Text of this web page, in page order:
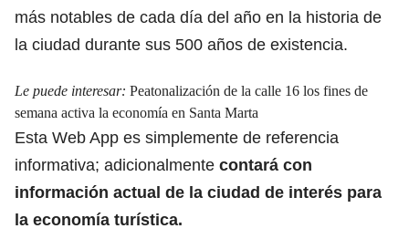
más notables de cada día del año en la historia de
la ciudad durante sus 500 años de existencia.
Le puede interesar: Peatonalización de la calle 16 los fines de
semana activa la economía en Santa Marta
Esta Web App es simplemente de referencia
informativa; adicionalmente contará con
información actual de la ciudad de interés para
la economía turística.